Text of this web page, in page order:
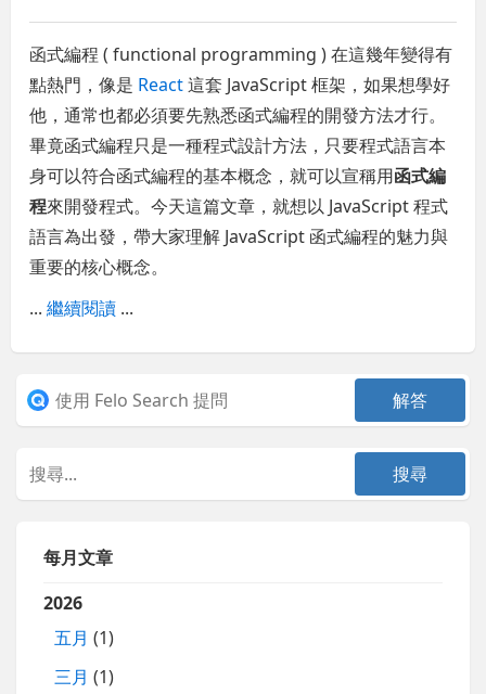
函式編程 ( functional programming ) 在這幾年變得有
點熱門，像是 React這套 JavaScript 框架，如果想學好
他，通常也都必須要先熟悉函式編程的開發方法才行。
畢竟函式編程只是一種程式設計方法，只要程式語言本
身可以符合函式編程的基本概念，就可以宣稱用函式編
程來開發程式。今天這篇文章，就想以 JavaScript 程式
語言為出發，帶大家理解 JavaScript 函式編程的魅力與
重要的核心概念。
...繼續閱讀 ...
每月文章
2026
五月 (1)
三月 (1)